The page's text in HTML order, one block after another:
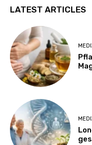
LATEST ARTICLES